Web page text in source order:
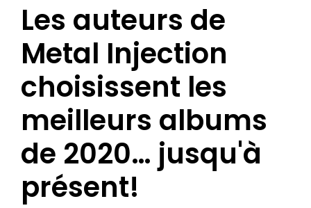
Les auteurs de
Metal Injection
choisissent les
meilleurs albums
de 2020… jusqu'à
présent!